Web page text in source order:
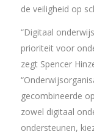
de veiligheid op
“Digitaal
prioriteit voor
zegt Spencer
gecombineerde
zowel digitaal
ondersteunen,